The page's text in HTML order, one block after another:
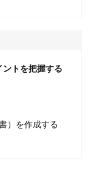
トを把握する
）を作成する